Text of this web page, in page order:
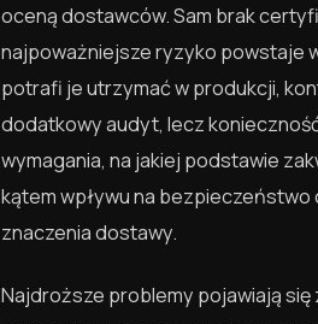
oceną dostawców. Sam brak
najpoważniejsze ryzyko powstaje
potrafi je utrzymać w produkcji,
dodatkowy audyt, lecz
wymagania, na jakiej podstawie
kątem wpływu na
znaczenia dostawy.
Najdroższe problemy pojawiają się